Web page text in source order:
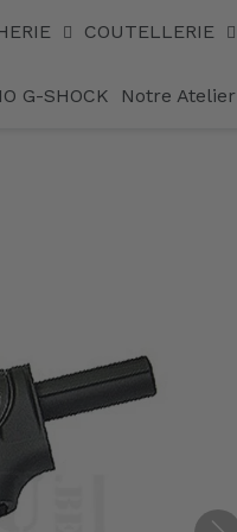
COUTELLERIE
G-SHOCK Notre Atelier